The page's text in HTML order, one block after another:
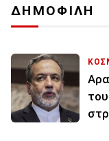
ΔΗΜΟΦΙΛΗ